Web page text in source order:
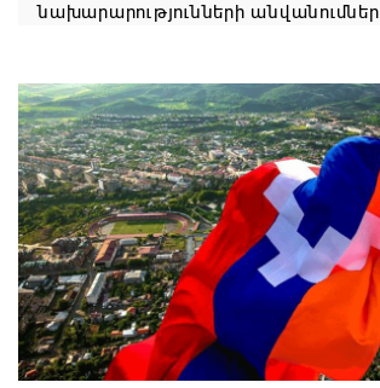
նախարարությունների
Բաքվում շարունակում է հայ
բողոքի քննությունը
06.08.2026 12:43
Ռուսաստանի և Հայաստանի միջև
առևտրաշրջանառության նվազման
կշարունակվի. Օվերչուկ
06.08.2026 12:08